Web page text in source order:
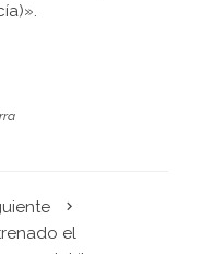
el